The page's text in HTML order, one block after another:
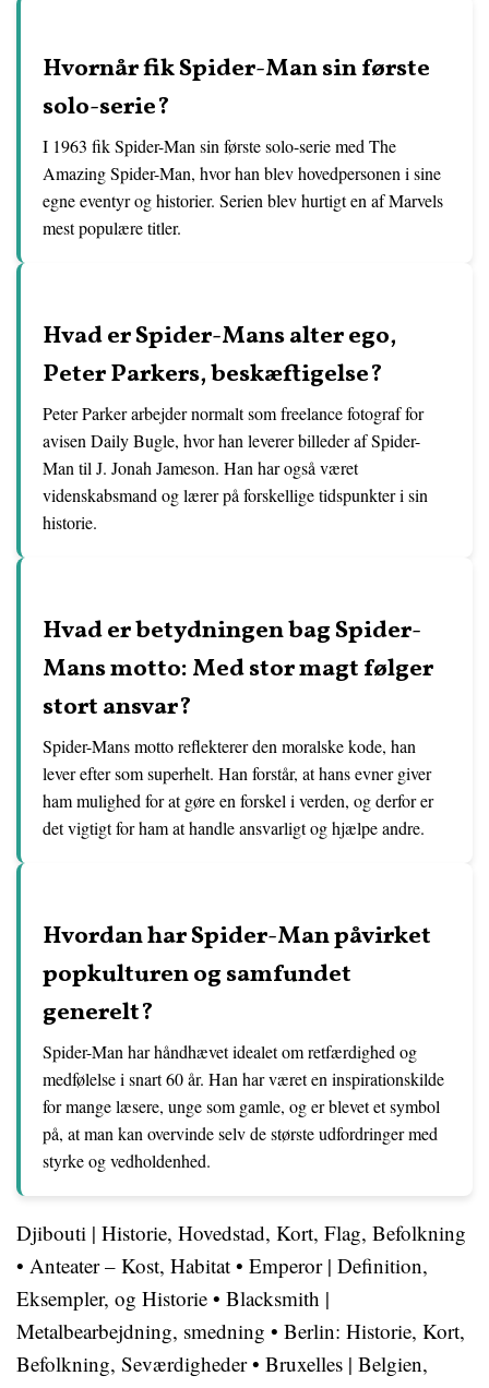
Hvornår fik Spider-Man sin første
solo-serie?
I 1963 fik Spider-Man sin første solo-serie med The
Amazing Spider-Man, hvor han blev hovedpersonen i sine
egne eventyr og historier. Serien blev hurtigt en af Marvels
mest populære titler.
Hvad er Spider-Mans alter ego,
Peter Parkers, beskæftigelse?
Peter Parker arbejder normalt som freelance fotograf for
avisen Daily Bugle, hvor han leverer billeder af Spider-
Man til J. Jonah Jameson. Han har også været
videnskabsmand og lærer på forskellige tidspunkter i sin
historie.
Hvad er betydningen bag Spider-
Mans motto: Med stor magt følger
stort ansvar?
Spider-Mans motto reflekterer den moralske kode, han
lever efter som superhelt. Han forstår, at hans evner giver
ham mulighed for at gøre en forskel i verden, og derfor er
det vigtigt for ham at handle ansvarligt og hjælpe andre.
Hvordan har Spider-Man påvirket
popkulturen og samfundet
generelt?
Spider-Man har håndhævet idealet om retfærdighed og
medfølelse i snart 60 år. Han har været en inspirationskilde
for mange læsere, unge som gamle, og er blevet et symbol
på, at man kan overvinde selv de største udfordringer med
styrke og vedholdenhed.
Djibouti | Historie, Hovedstad, Kort, Flag, Befolkning
• Anteater – Kost, Habitat • Emperor | Definition,
Eksempler, og Historie • Blacksmith |
Metalbearbejdning, smedning • Berlin: Historie, Kort,
Befolkning, Seværdigheder• Bruxelles | Belgien,